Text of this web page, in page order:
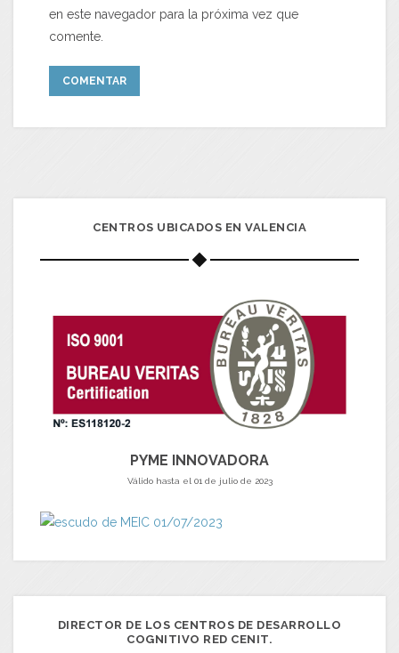
en este navegador para la próxima vez que
comente.
CENTROS UBICADOS EN VALENCIA
PYME INNOVADORA
Válido hasta el 01 de julio de 2023
DIRECTOR DE LOS CENTROS DE DESARROLLO
COGNITIVO RED CENIT.